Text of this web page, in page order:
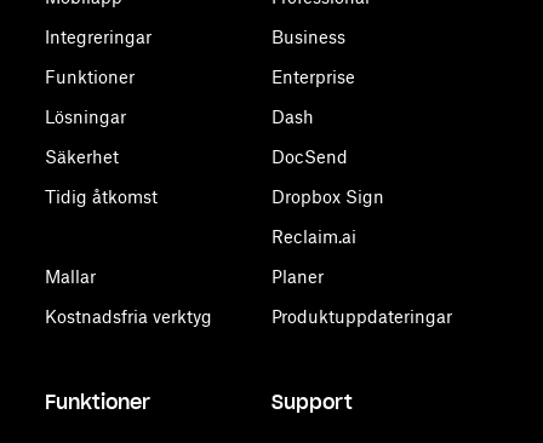
Integreringar
Funktioner
Lösningar
Säkerhet
Tidig åtkomst
Mallar
Kostnadsfria verktyg
Business
Enterprise
Dash
DocSend
Dropbox Sign
Reclaim.ai
Planer
Produktuppdateringar
Funktioner Support